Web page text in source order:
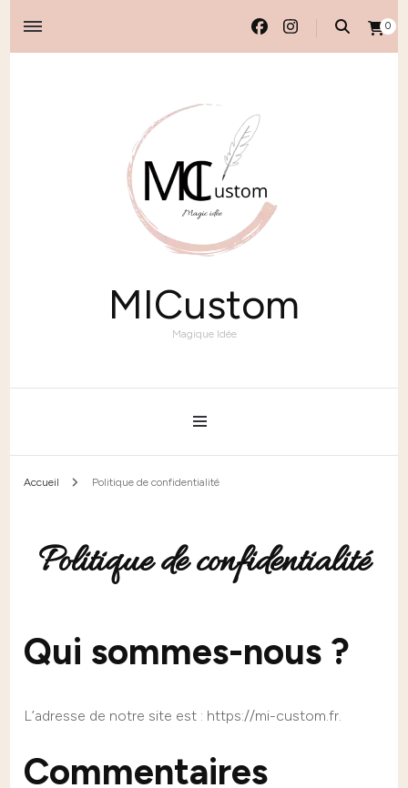
0
MICustom
Magique Idée
Accueil Politique de confidentialité
Politique de confidentialité
Qui sommes-nous ?
L’adresse de notre site est : https://mi-custom.fr.
Commentaires